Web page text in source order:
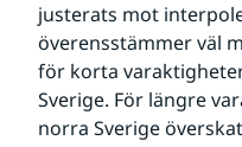
justerats mot
överensstämmer väl
för korta
Sverige. För längre
norra Sverige